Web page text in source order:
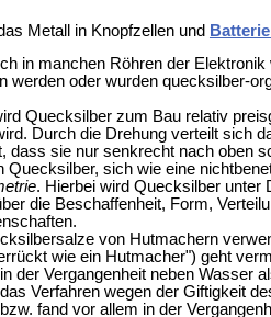
Metall in Knopfzellen und
in manchen Röhren der
werden oder wurden quecksilber-
Quecksilber zum Bau relativ
Durch die Drehung verteilt sich
dass sie nur senkrecht nach oben
Quecksilber, sich wie eine
. Hierbei wird Quecksilber unter
die Beschaffenheit, Form,
von Hutmachern
wie ein Hutmacher") geht
der Vergangenheit neben Wasser
Verfahren wegen der Giftigkeit
fand vor allem in der